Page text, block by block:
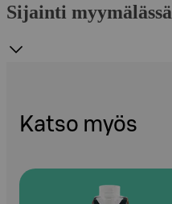
Sijainti myymälässä
Katso myös